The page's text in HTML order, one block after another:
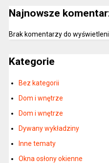
Najnowsze
Brak komentarzy do
Kategorie
Bez kategorii
Dom i wnętrze
Dom i wnętrze
Dywany wykładziny
Inne tematy
Okna osłony okienne